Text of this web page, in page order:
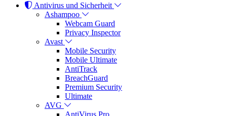
Antivirus und Sicherheit
Ashampoo
Webcam Guard
Privacy Inspector
Avast
Mobile Security
Mobile Ultimate
AntiTrack
BreachGuard
Premium Security
Ultimate
AVG
AntiVirus Pro